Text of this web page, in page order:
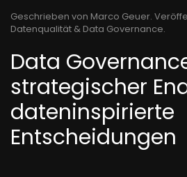
Geschrieben von Marco Geuer.
Datenqualität & Data Governance.
Data
strategischer
dateninspirierte
Entscheidungen